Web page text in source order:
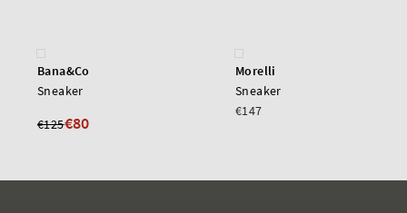
Bana&Co
Sneaker
€125€80
Morelli
Sneaker
€147